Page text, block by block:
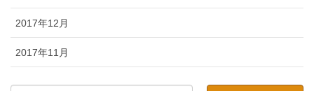
2017年12月
2017年11月